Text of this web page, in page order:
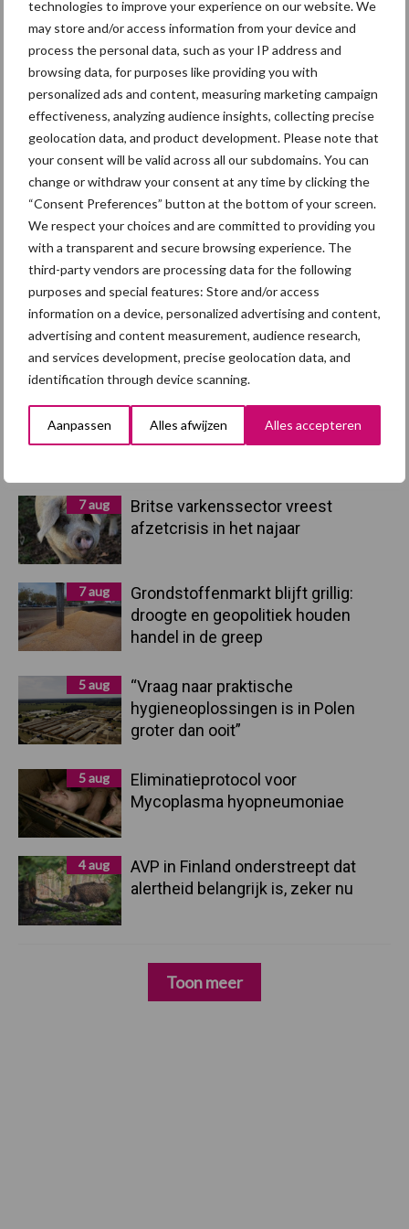
technologies to improve your experience on our website. We
may store and/or access information from your device and
process the personal data, such as your IP address and
browsing data, for purposes like providing you with
personalized ads and content, measuring marketing campaign
effectiveness, analyzing audience insights, collecting precise
geolocation data, and product development. Please note that
your consent will be valid across all our subdomains. You can
change or withdraw your consent at any time by clicking the
“Consent Preferences” button at the bottom of your screen.
We respect your choices and are committed to providing you
with a transparent and secure browsing experience. The
third-party vendors are processing data for the following
purposes and special features: Store and/or access
information on a device, personalized advertising and content,
advertising and content measurement, audience research,
and services development, precise geolocation data, and
identification through device scanning.
Aanpassen Alles afwijzen Alles accepteren
Primaire
Sidebar
7 aug
Britse varkenssector vreest
afzetcrisis in het najaar
7 aug
Grondstoffenmarkt blijft grillig:
droogte en geopolitiek houden
handel in de greep
5 aug
“Vraag naar praktische
hygieneoplossingen is in Polen
groter dan ooit”
5 aug
Eliminatieprotocol voor
Mycoplasma hyopneumoniae
4 aug
AVP in Finland onderstreept dat
alertheid belangrijk is, zeker nu
Toon meer
Themapagina
Diergezondheid Fokkerij Huisvesting
Afrikaanse
varkenspest
Brachyspira
Toon meer